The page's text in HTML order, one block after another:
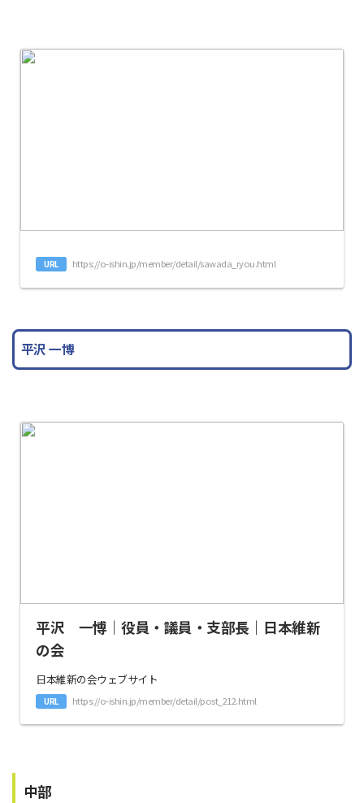
URL https://o-ishin.jp/member/detail/sawada_ryou.html
平沢 一博
平沢 一博｜役員・議員・支部長｜日本維新
の会
日本維新の会ウェブサイト
URL https://o-ishin.jp/member/detail/post_212.html
中部